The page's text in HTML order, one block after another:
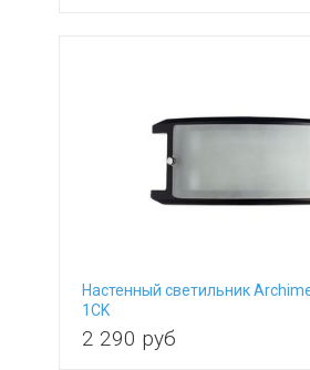
Настенный светильник
1CK
2 290 руб